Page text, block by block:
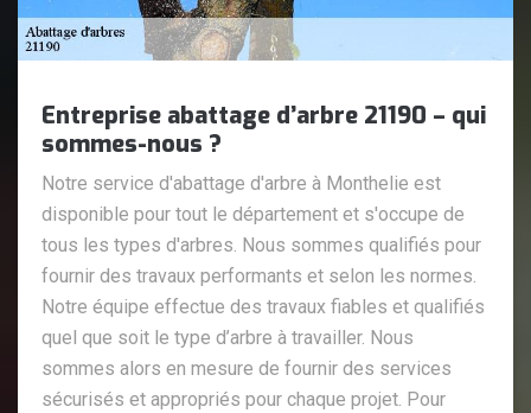
Entreprise abattage d’arbre 21190 – qui
sommes-nous ?
Notre service d'abattage d'arbre à Monthelie est
disponible pour tout le département et s'occupe de
tous les types d'arbres. Nous sommes qualifiés pour
fournir des travaux performants et selon les normes.
Notre équipe effectue des travaux fiables et qualifiés
quel que soit le type d’arbre à travailler. Nous
sommes alors en mesure de fournir des services
sécurisés et appropriés pour chaque projet. Pour